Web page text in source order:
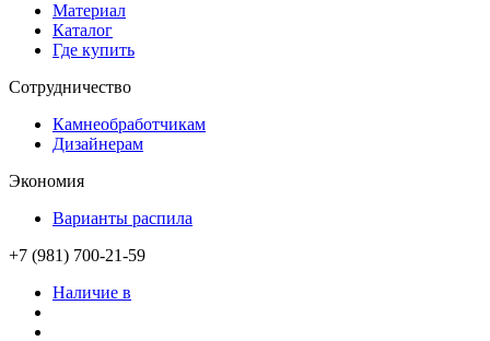
Материал
Каталог
Где купить
Сотрудничество
Камнеобработчикам
Дизайнерам
Экономия
Варианты распила
+7 (981) 700-21-59
Наличие в